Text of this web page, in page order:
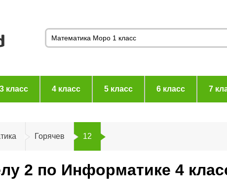
3 класс 4 класс 5 класс 6 класс 7
Горячев 12
2 по Информатике 4